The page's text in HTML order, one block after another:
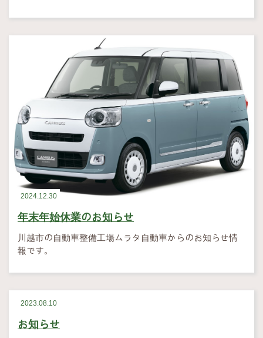
2024.12.30
年末年始休業のお知らせ
川越市の自動車整備工場ムラタ自動車からのお知らせ情
報です。
2023.08.10
お知らせ